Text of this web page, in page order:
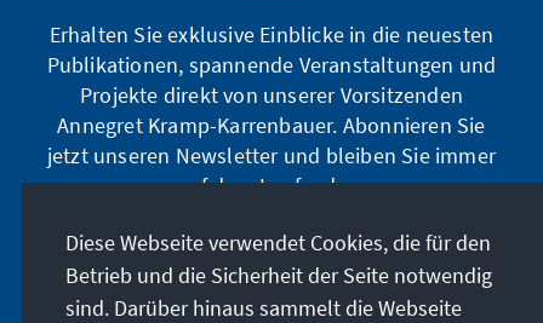
Erhalten Sie exklusive Einblicke in die neuesten
Publikationen, spannende Veranstaltungen und
Projekte direkt von unserer Vorsitzenden
Annegret Kramp-Karrenbauer. Abonnieren Sie
jetzt unseren Newsletter und bleiben Sie immer
auf dem Laufenden.
Jetzt abonnieren
Diese Webseite verwendet Cookies, die für den
Betrieb und die Sicherheit der Seite notwendig
sind. Darüber hinaus sammelt die Webseite